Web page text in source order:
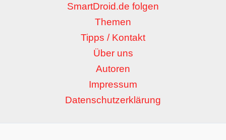
SmartDroid.de folgen
Themen
Tipps / Kontakt
Über uns
Autoren
Impressum
Datenschutzerklärung